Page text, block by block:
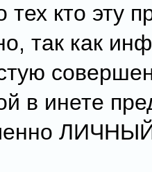
кто эту
так как
в инете